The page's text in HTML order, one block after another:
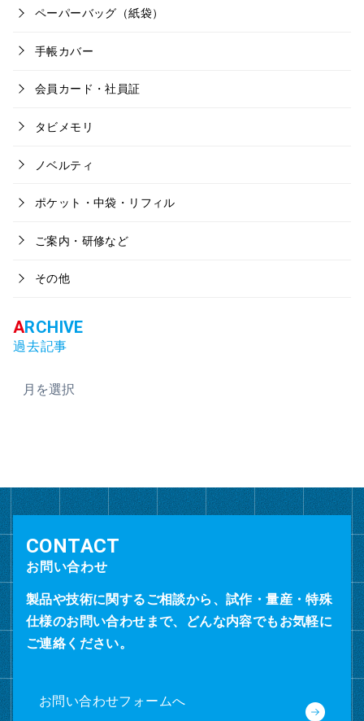
ペーパーバッグ（紙袋）
手帳カバー
会員カード・社員証
タビメモリ
ノベルティ
ポケット・中袋・リフィル
ご案内・研修など
その他
過去記事
ー
お問い合わせ
製品や技術に関するご相談から、試作・量産・特殊
仕様のお問い合わせまで、どんな内容でもお気軽に
ご連絡ください。
お問い合わせフォームへ